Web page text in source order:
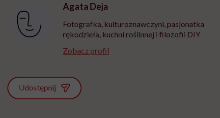
Agata Deja
Fotografka, kulturoznawczyni, pasjonatka
rękodzieła, kuchni roślinnej i filozofii DIY
Zobacz profil
Udostępnij